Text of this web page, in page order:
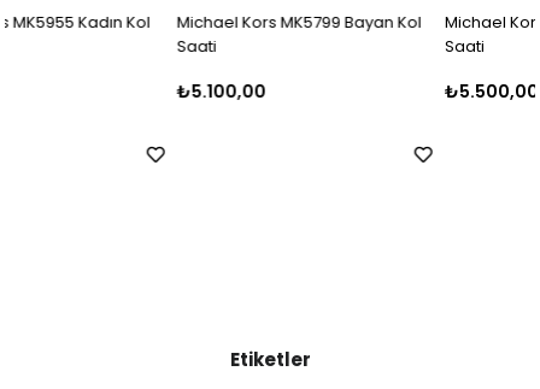
Michael Kors MK5799 Bayan Kol
Michael Kors MK5798 Bayan Kol
Etiketler